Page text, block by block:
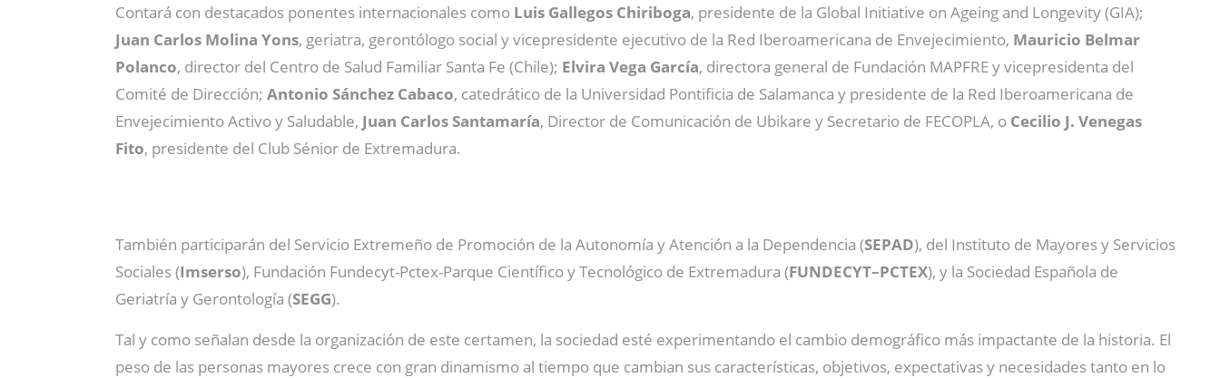
Contará con destacados ponentes internacionales como Luis Gallegos Chiriboga, presidente de la Global Initiative on Ageing and Longevity (GIA);
Juan Carlos Molina Yons, geriatra, gerontólogo social y vicepresidente ejecutivo de la Red Iberoamericana de Envejecimiento, Mauricio Belmar
Polanco, director del Centro de Salud Familiar Santa Fe (Chile); Elvira Vega García, directora general de Fundación MAPFRE y vicepresidenta del
Comité de Dirección; Antonio Sánchez Cabaco, catedrático de la Universidad Pontificia de Salamanca y presidente de la Red Iberoamericana de
Envejecimiento Activo y Saludable, Juan Carlos Santamaría, Director de Comunicación de Ubikare y Secretario de FECOPLA, o Cecilio J. Venegas
Fito, presidente del Club Sénior de Extremadura.
También participarán del Servicio Extremeño de Promoción de la Autonomía y Atención a la Dependencia (SEPAD), del Instituto de Mayores y Servicios
Sociales (Imserso), Fundación Fundecyt-Pctex-Parque Científico y Tecnológico de Extremadura (FUNDECYT–PCTEX), y la Sociedad Española de
Geriatría y Gerontología (SEGG).
Tal y como señalan desde la organización de este certamen, la sociedad esté experimentando el cambio demográfico más impactante de la historia. El
peso de las personas mayores crece con gran dinamismo al tiempo que cambian sus características, objetivos, expectativas y necesidades tanto en lo